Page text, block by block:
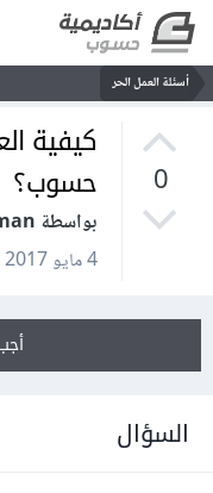
أسئلة العمل الحر
0
كيفية
حسوب؟
بواسطة D Israa Abdelrahman
4 مايو 2017
السؤال